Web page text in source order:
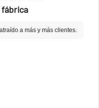
a más y más clientes.